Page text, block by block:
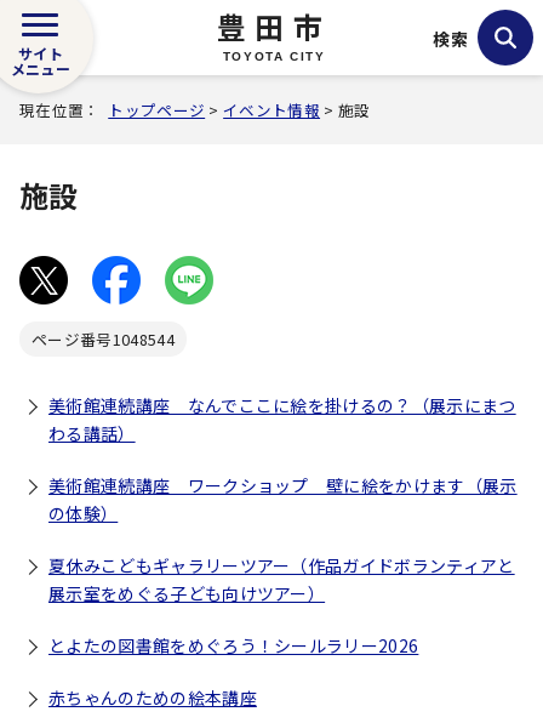
豊田市
TOYOTA CITY
サイト
メニュー
検索
現在位置： トップページ >イベント情報 > 施設
施設
ページ番号1048544
美術館連続講座 なんでここに絵を掛けるの？（展示にまつ
わる講話）
美術館連続講座 ワークショップ 壁に絵をかけます（展示
の体験）
夏休みこどもギャラリーツアー（作品ガイドボランティアと
展示室をめぐる子ども向けツアー）
とよたの図書館をめぐろう！シールラリー2026
赤ちゃんのための絵本講座